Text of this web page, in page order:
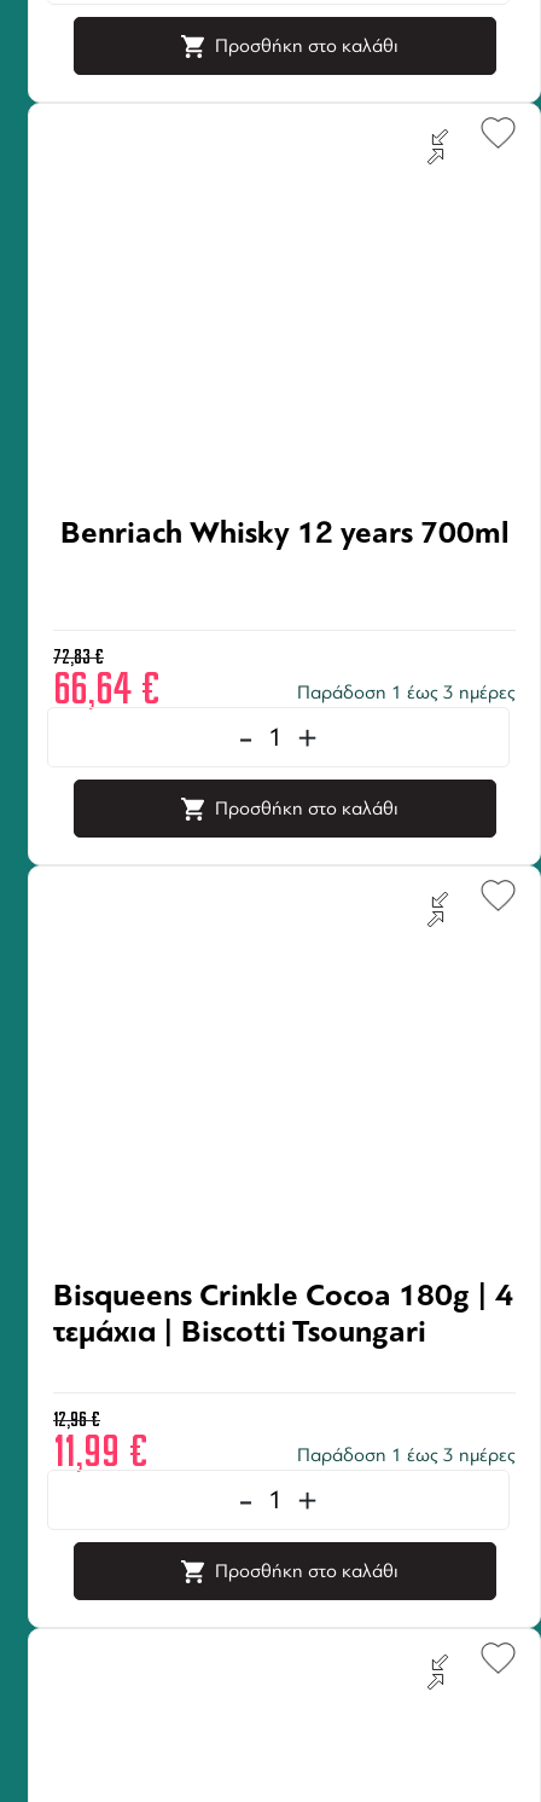
Προσθήκη στο καλάθι
Benriach Whisky 12 years 700ml
72,83€
66,64€ Παράδοση 1 έως 3 ημέρες
- +
Προσθήκη στο καλάθι
Bisqueens Crinkle Cocoa 180g | 4
τεμάχια | Biscotti Tsoungari
12,96€
11,99 € Παράδοση 1 έως 3 ημέρες
- +
Προσθήκη στο καλάθι